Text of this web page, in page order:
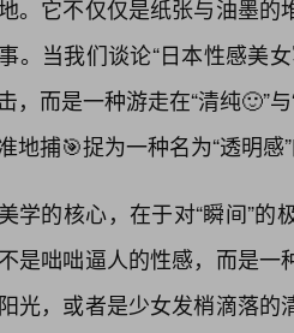
。它不仅仅是纸张与油墨
。当我们谈论“日本性感美
，而是一种游走在“清纯🙂”
地捕🎯捉为一种名为“透明感
学的核心，在于对“瞬间”
是咄咄逼人的性感，而是
光，或者是少女发梢滴落